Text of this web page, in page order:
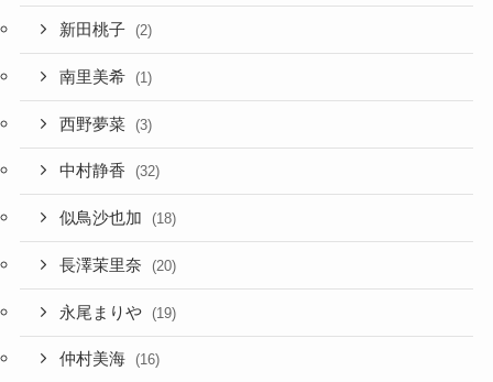
新田桃子 (2)
南里美希 (1)
西野夢菜 (3)
中村静香 (32)
似鳥沙也加 (18)
長澤茉里奈 (20)
永尾まりや (19)
仲村美海 (16)